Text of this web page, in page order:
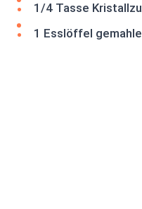
1/4 Tasse
1 Esslöffel